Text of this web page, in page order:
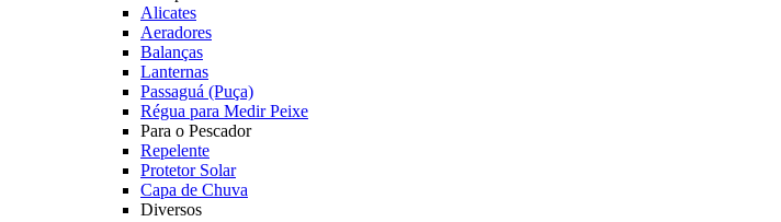
Alicates
Aeradores
Balanças
Lanternas
Passaguá (Puça)
Régua para Medir Peixe
Para o Pescador
Repelente
Protetor Solar
Capa de Chuva
Diversos